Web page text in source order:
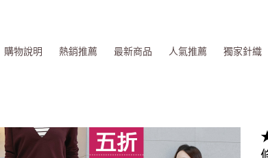
購物說明 熱銷推薦 最新商品 人氣推薦 獨家針織